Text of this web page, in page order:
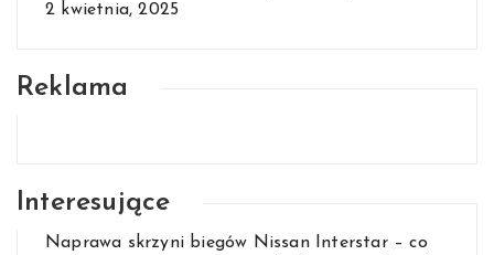
2 kwietnia, 2025
Reklama
Interesujące
Naprawa skrzyni biegów Nissan Interstar – co